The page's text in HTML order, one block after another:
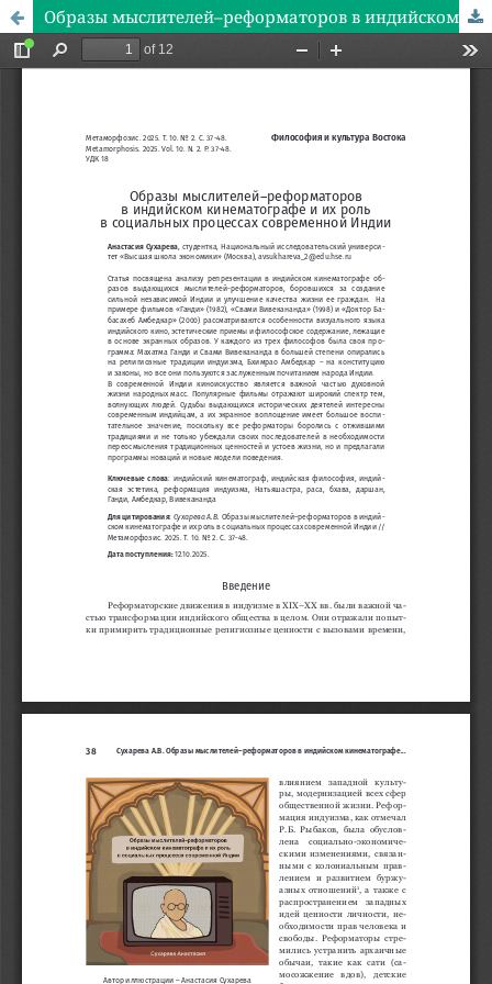
Образы мыслителей–реформаторов в индийском кинематографе и их роль в социальных процессах современной Индии